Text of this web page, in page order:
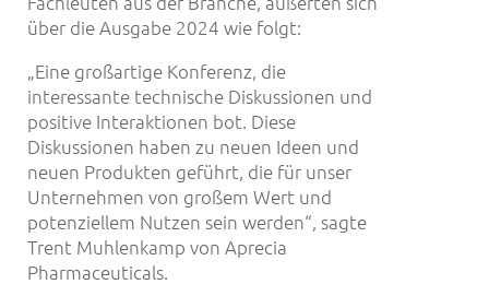
über die Ausgabe 2024 wie folgt:
„Eine großartige Konferenz, die
interessante technische Diskussionen und
positive Interaktionen bot. Diese
Diskussionen haben zu neuen Ideen und
neuen Produkten geführt, die für unser
Unternehmen von großem Wert und
potenziellem Nutzen sein werden“, sagte
Trent Muhlenkamp von Aprecia
Pharmaceuticals.